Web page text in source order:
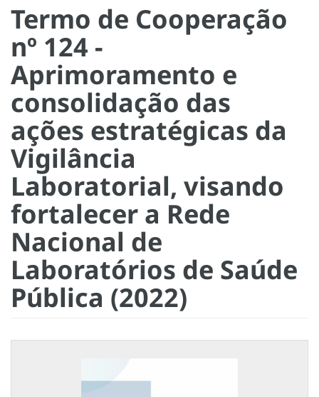
Termo de Cooperação
nº 124 -
Aprimoramento e
consolidação das
ações estratégicas da
Vigilância
Laboratorial, visando
fortalecer a Rede
Nacional de
Laboratórios de Saúde
Pública (2022)